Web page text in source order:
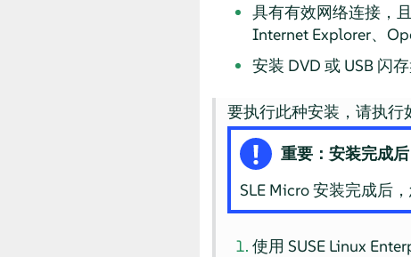
具有有效网络连接，
Internet Explorer、
安装 DVD 或 USB 闪存
要执行此种安装，请执行
重要：安装完成后
SLE Micro 安装完成后
使用 SUSE Linux